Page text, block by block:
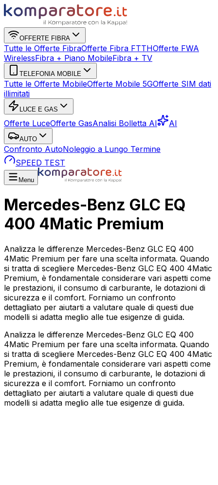
OFFERTE FIBRA
Tutte le Offerte FibraOfferte Fibra FTTHOfferte FWA
WirelessFibra + Piano MobileFibra + TV
TELEFONIA MOBILE
Tutte le Offerte MobileOfferte Mobile 5GOfferte SIM dati
illimitati
LUCE E GAS
Offerte LuceOfferte GasAnalisi Bolletta AI AI
AUTO
Confronto AutoNoleggio a Lungo Termine
SPEED TEST
Menu
Mercedes-Benz GLC EQ
400 4Matic Premium
Analizza le differenze Mercedes-Benz GLC EQ 400
4Matic Premium per fare una scelta informata. Quando
si tratta di scegliere Mercedes-Benz GLC EQ 400 4Matic
Premium, è fondamentale considerare vari aspetti come
le prestazioni, il consumo di carburante, le dotazioni di
sicurezza e il comfort. Forniamo un confronto
dettagliato per aiutarti a valutare quale di questi due
modelli si adatta meglio alle tue esigenze di guida.
Analizza le differenze Mercedes-Benz GLC EQ 400
4Matic Premium per fare una scelta informata. Quando
si tratta di scegliere Mercedes-Benz GLC EQ 400 4Matic
Premium, è fondamentale considerare vari aspetti come
le prestazioni, il consumo di carburante, le dotazioni di
sicurezza e il comfort. Forniamo un confronto
dettagliato per aiutarti a valutare quale di questi due
modelli si adatta meglio alle tue esigenze di guida.